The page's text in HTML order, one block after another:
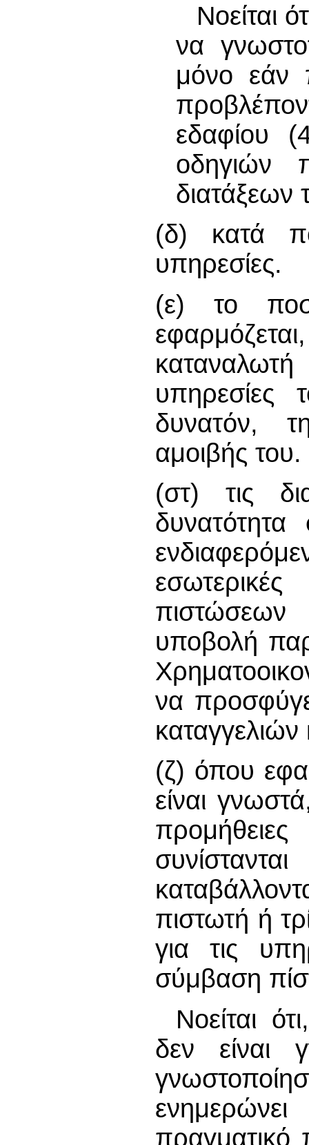
Νοείται
να
μόνο εάν
εδαφίου
οδηγιών
διατάξεων
(δ) κατά
υπηρεσίες.
(ε) το
καταναλωτή
υπηρεσίες
δυνατόν,
αμοιβής του.
(στ) τις
πιστώσεων
υποβολή
να
(ζ) όπου
είναι
πιστωτή ή
για τις
σύμβαση
Νοείται
δεν είναι
πραγματικό